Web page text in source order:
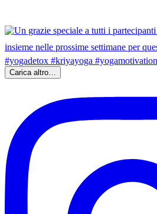
Carica altro…